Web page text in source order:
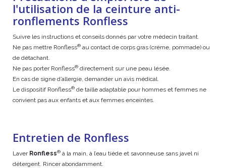
l'utilisation de la ceinture anti-
ronflements Ronfless
Suivre les instructions et conseils donnés par votre médecin traitant.
Ne pas mettre Ronfless® au contact de corps gras (crème, pommade) ou
de détachant.
Ne pas porter Ronfless® directement sur une peau lésée.
En cas de signe d’allergie, demander un avis médical.
Le dispositif Ronfless® de taille adaptable pour hommes et femmes ne
convient pas aux enfants et aux femmes enceintes.
Entretien de Ronfless
Laver Ronfless® à la main, à l’eau tiède et savonneuse sans javel ni
détergent. Rincer abondamment.